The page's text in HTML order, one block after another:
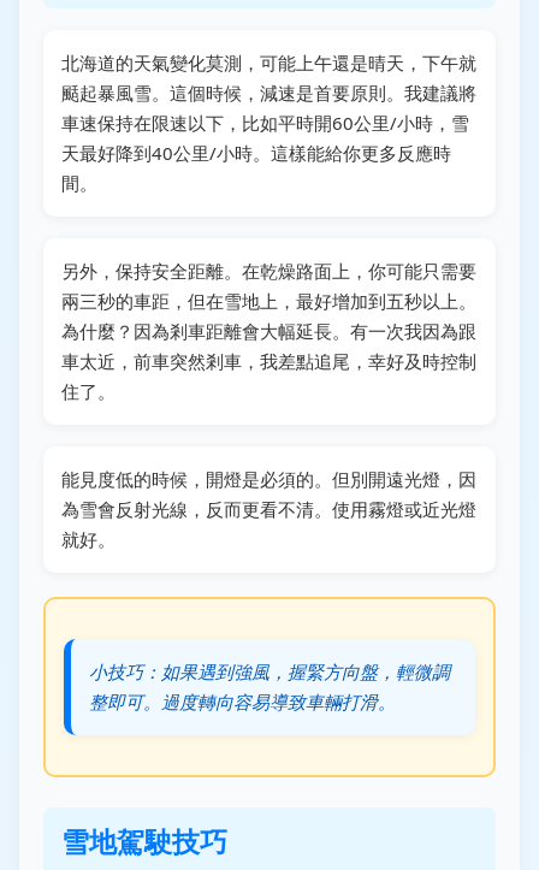
北海道的天氣變化莫測，可能上午還是晴天，下午就
颳起暴風雪。這個時候，減速是首要原則。我建議將
車速保持在限速以下，比如平時開60公里/小時，雪
天最好降到40公里/小時。這樣能給你更多反應時
間。
另外，保持安全距離。在乾燥路面上，你可能只需要
兩三秒的車距，但在雪地上，最好增加到五秒以上。
為什麼？因為剎車距離會大幅延長。有一次我因為跟
車太近，前車突然剎車，我差點追尾，幸好及時控制
住了。
能見度低的時候，開燈是必須的。但別開遠光燈，因
為雪會反射光線，反而更看不清。使用霧燈或近光燈
就好。
小技巧：如果遇到強風，握緊方向盤，輕微調
整即可。過度轉向容易導致車輛打滑。
雪地駕駛技巧